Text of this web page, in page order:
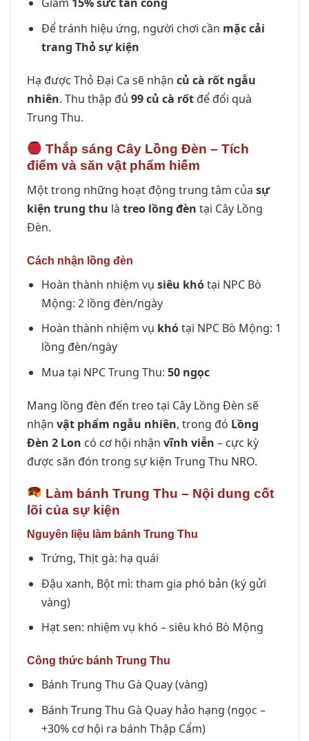
Để tránh hiệu ứng, người chơi cần mặc cải
trang Thỏ sự kiện
Hạ được Thỏ Đại Ca sẽ nhận củ cà rốt ngẫu
nhiên. Thu thập đủ 99 củ cà rốt để đổi quà
Trung Thu.
Thắp sáng Cây Lồng Đèn – Tích
điểm và săn vật phẩm hiếm
Một trong những hoạt động trung tâm của sự
kiện trung thu là treo lồng đèn tại Cây Lồng
Đèn.
Cách nhận lồng đèn
Hoàn thành nhiệm vụ siêu khótại NPC Bò
Mộng: 2 lồng đèn/ngày
Hoàn thành nhiệm vụ khótại NPC Bò Mộng: 1
lồng đèn/ngày
Mua tại NPC Trung Thu: 50 ngọc
Mang lồng đèn đến treo tại Cây Lồng Đèn sẽ
nhận vật phẩm ngẫu nhiên, trong đó Lồng
Đèn 2 Lon có cơ hội nhận vĩnh viễn – cực kỳ
được săn đón trong sự kiện Trung Thu NRO.
Làm bánh Trung Thu – Nội dung cốt
lõi của sự kiện
Nguyên liệu làm bánh Trung Thu
Trứng, Thịt gà: hạ quái
Đậu xanh, Bột mì: tham gia phó bản (ký gửi
vàng)
Hạt sen: nhiệm vụ khó – siêu khó Bò Mộng
Công thức bánh Trung Thu
Bánh Trung Thu Gà Quay (vàng)
Bánh Trung Thu Gà Quay hảo hạng (ngọc –
+30% cơ hội ra bánh Thập Cẩm)